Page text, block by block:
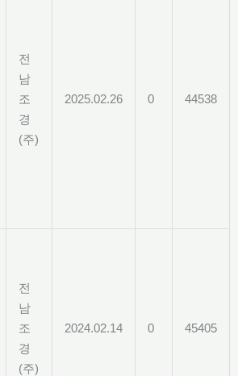
전
남
조
경
(주)
2025.02.26 0 44538
전
남
조
경
(주)
2024.02.14 0 45405